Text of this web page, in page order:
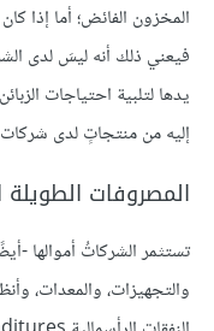
المخزون الفائض؛ أما إذا
فيعني ذلك أنه ليسَ لدى
يدها لتلبية احتياجات
إليه من منتجاتٍ لدى
المصروفات الطويلة
تستثمر الشركاتُ أموالها -
والتجهيزات، والمعدات،